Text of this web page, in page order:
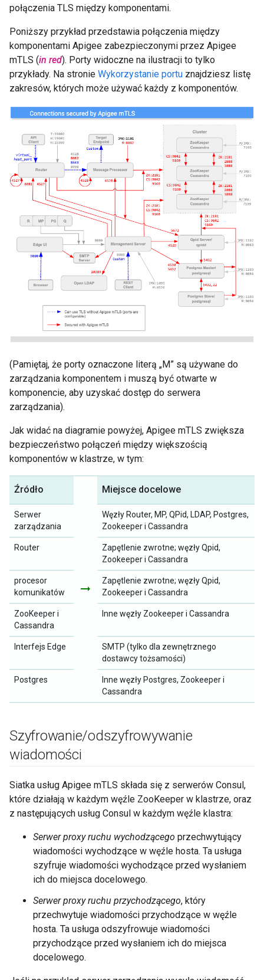
połączenia TLS między komponentami.
Poniższy przykład przedstawia połączenia między
komponentami Apigee zabezpieczonymi przez Apigee
mTLS (in red). Porty widoczne na ilustracji to tylko
przykłady. Na stronie Wykorzystanie portu znajdziesz listę
zakresów, których może używać każdy z komponentów.
(Pamiętaj, że porty oznaczone literą „M” są używane do
zarządzania komponentem i muszą być otwarte w
komponencie, aby uzyskać dostęp do serwera
zarządzania).
Jak widać na diagramie powyżej, Apigee mTLS zwiększa
bezpieczeństwo połączeń między większością
komponentów w klastrze, w tym:
Źródło
arrow_right_alt
Miejsce docelowe
Serwer
zarządzania
Węzły Router, MP, QPid, LDAP, Postgres,
Zookeeper i Cassandra
Router
Zapętlenie zwrotne; węzły Qpid,
Zookeeper i Cassandra
procesor
komunikatów
Zapętlenie zwrotne; węzły Qpid,
Zookeeper i Cassandra
ZooKeeper i
Cassandra
Inne węzły Zookeeper i Cassandra
Interfejs Edge
SMTP (tylko dla zewnętrznego
dostawcy tożsamości)
Postgres
Inne węzły Postgres, Zookeeper i
Cassandra
Szyfrowanie/odszyfrowywanie
wiadomości
Siatka usług Apigee mTLS składa się z serwerów Consul,
które działają w każdym węźle ZooKeeper w klastrze, oraz
z następujących usług Consul w każdym węźle klastra:
Serwer proxy ruchu wychodzącego przechwytujący
wiadomości wychodzące w węźle hosta. Ta usługa
szyfruje wiadomości wychodzące przed wysłaniem
ich do miejsca docelowego.
Serwer proxy ruchu przychodzącego, który
przechwytuje wiadomości przychodzące w węźle
hosta. Ta usługa odszyfrowuje wiadomości
przychodzące przed wysłaniem ich do miejsca
docelowego.